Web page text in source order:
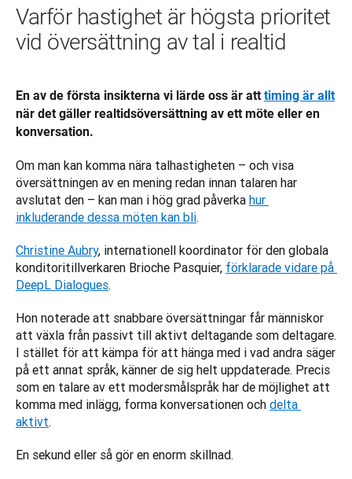
Varför hastighet är högsta prioritet
vid översättning av tal i realtid
En av de första insikterna vi lärde oss är att timing är allt
när det gäller realtidsöversättning av ett möte eller en
konversation.
Om man kan komma nära talhastigheten – och visa
översättningen av en mening redan innan talaren har
avslutat den – kan man i hög grad påverka hur
inkluderande dessa möten kan bli.
Christine Aubry, internationell koordinator för den globala
konditoritillverkaren Brioche Pasquier, förklarade vidare på
DeepL Dialogues.
Hon noterade att snabbare översättningar får människor
att växla från passivt till aktivt deltagande som deltagare.
I stället för att kämpa för att hänga med i vad andra säger
på ett annat språk, känner de sig helt uppdaterade. Precis
som en talare av ett modersmålspråk har de möjlighet att
komma med inlägg, forma konversationen och delta
aktivt.
En sekund eller så gör en enorm skillnad.